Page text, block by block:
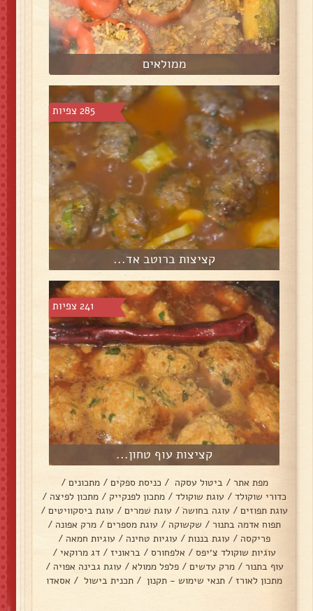
ממולאים
285 צפיות
קציצות ברוטב אד...
241 צפיות
קציצות עוף טחון...
מפת אתר / ביטול עסקה / כניסת ספקים / מתכונים /
כדורי שוקולד / עוגת שוקולד / מתכון לפנקייק / מתכון לפיצה /
עוגת תפוזים / עוגה בחושה / עוגת שמרים / עוגת ביסקוויטים /
תפוח אדמה בתנור / שקשוקה / עוגת מספרים / מרק אפונה /
פריקסה / עוגת בננות / עוגיות טחינה / עוגיות חמאה /
עוגיות שוקולד צ׳יפס / אלפחורס / בראוניז / דג מרוקאי /
עוף בתנור / מרק עדשים / פלפל ממולא / עוגת גבינה אפויה /
מתכון לאורז / תנאי שימוש - תקנון / תכנית בישול / אסאדו